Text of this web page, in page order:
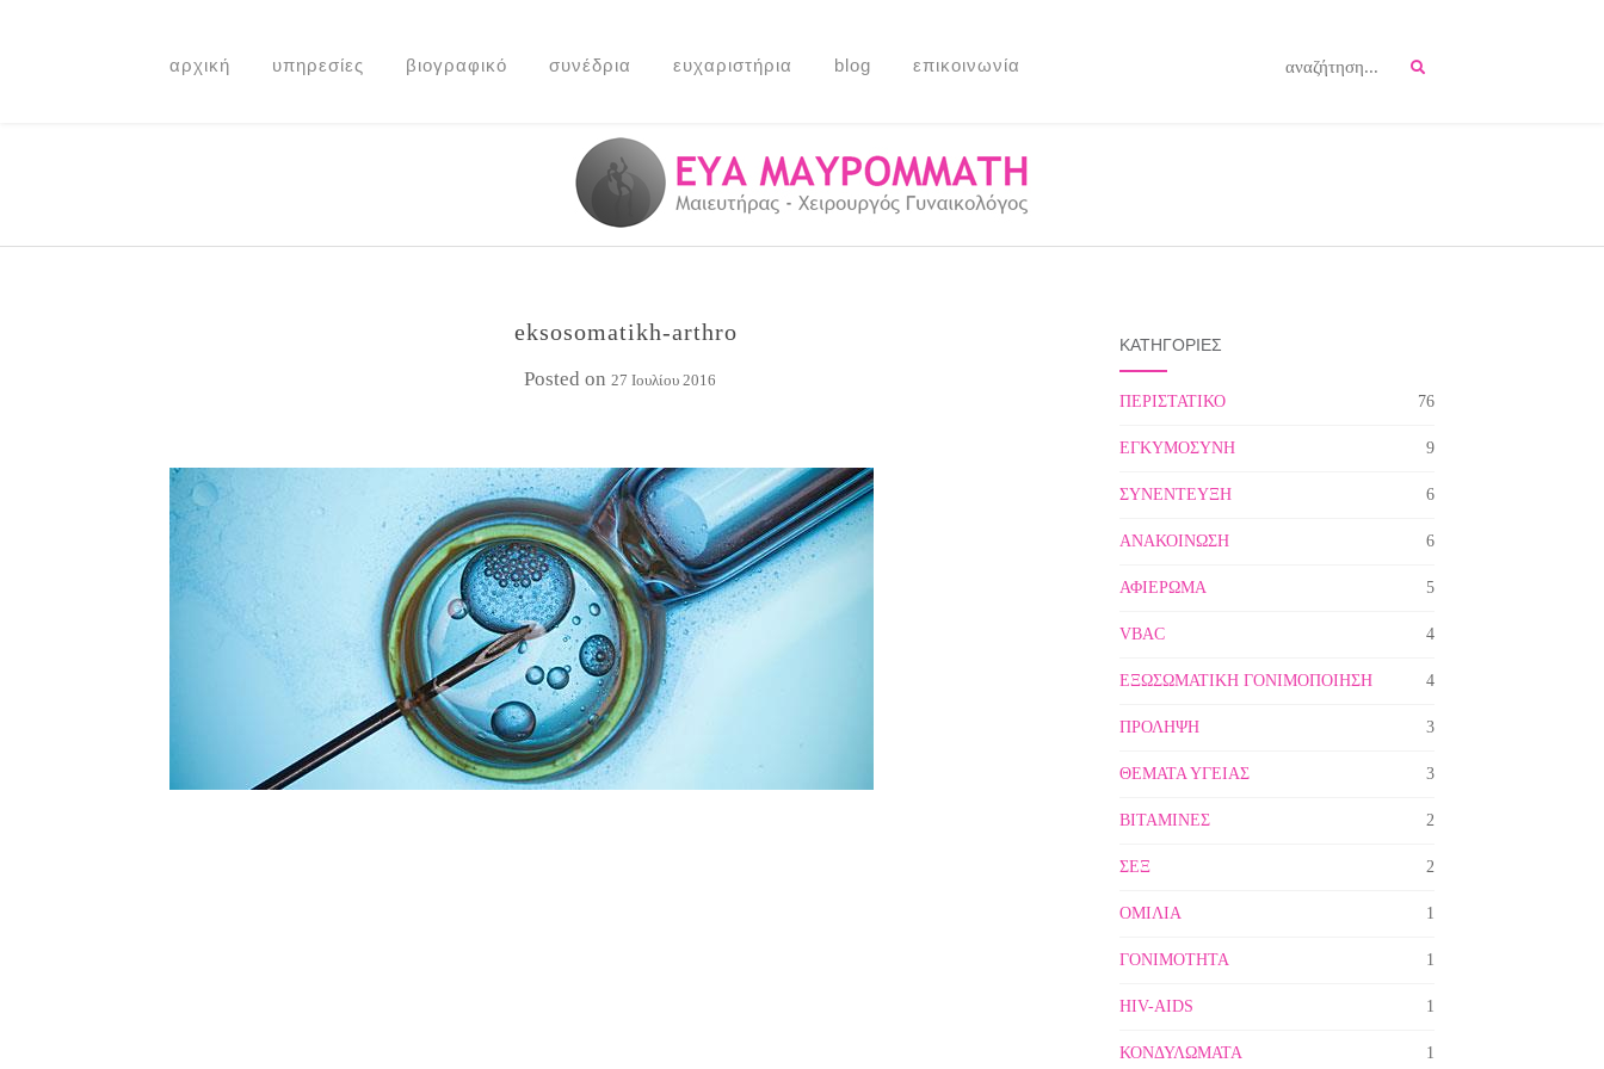
αρχική υπηρεσίες βιογραφικό συνέδρια ευχαριστήρια blog επικοινωνία
eksosomatikh-arthro
Posted on27 Ιουλίου 2016
ΚΑΤΗΓΟΡΙΕΣ
ΠΕΡΙΣΤΑΤΙΚΟ 76
ΕΓΚΥΜΟΣΥΝΗ 9
ΣΥΝΕΝΤΕΥΞΗ 6
ΑΝΑΚΟΙΝΩΣΗ 6
ΑΦΙΕΡΩΜΑ 5
VBAC 4
ΕΞΩΣΩΜΑΤΙΚΗ ΓΟΝΙΜΟΠΟΙΗΣΗ 4
ΠΡΟΛΗΨΗ 3
ΘΕΜΑΤΑ ΥΓΕΙΑΣ 3
ΒΙΤΑΜΙΝΕΣ 2
ΣΕΞ 2
ΟΜΙΛΙΑ 1
ΓΟΝΙΜΟΤΗΤΑ 1
HIV-AIDS 1
ΚΟΝΔΥΛΩΜΑΤΑ 1